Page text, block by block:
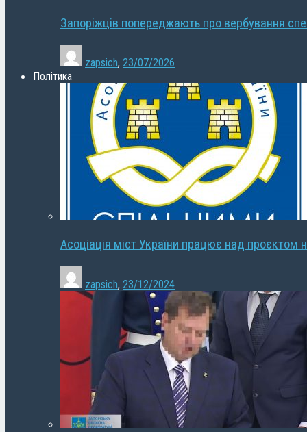
Запоріжців попереджають про вербування
zapsich, 23/07/2026
Політика
Асоціація міст України працює над проєктом
zapsich, 23/12/2024